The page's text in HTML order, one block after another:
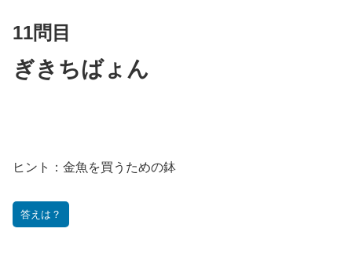
11問目
ぎきちばょん
ヒント： 金魚を買うための鉢
答えは？